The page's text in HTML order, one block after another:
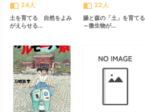
import_contacts 24人
土を育てる 自然をよみ
がえらせる...
import_contacts 22人
腸と森の「土」を育てる
～微生物が...